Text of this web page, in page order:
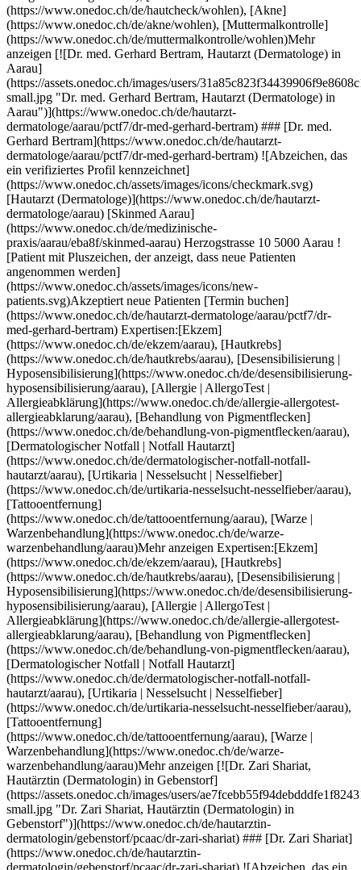
ard Bertram, Hautarzt (Dermatologe) in Aarau](https://assets.onedoc.ch/images/users/31a85c823f34439906f9e8608c119acacaedb18c2667fd6f916aa73cb7b8f90d-small.jpg "Dr. med. Gerhard Bertram, Hautarzt (Dermatologe) in Aarau")](https://www.onedoc.ch/de/hautarzt-dermatologe/aarau/pctf7/dr-med-gerhard-bertram) ### [Dr. med. Gerhard Bertram](https://www.onedoc.ch/de/hautarzt-dermatologe/aarau/pctf7/dr-med-gerhard-bertram) ![Abzeichen, das ein verifiziertes Profil kennzeichnet](https://www.onedoc.ch/assets/images/icons/checkmark.svg) [Hautarzt (Dermatologe)](https://www.onedoc.ch/de/hautarzt-dermatologe/aarau) [Skinmed Aarau](https://www.onedoc.ch/de/medizinische-praxis/aarau/eba8f/skinmed-aarau) Herzogstrasse 10 5000 Aarau ![Patient mit Pluszeichen, der anzeigt, dass neue Patienten angenommen werden](https://www.onedoc.ch/assets/images/icons/new-patients.svg)Akzeptiert neue Patienten [Termin buchen](https://www.onedoc.ch/de/hautarzt-dermatologe/aarau/pctf7/dr-med-gerhard-bertram) Expertisen:[Ekzem](https://www.onedoc.ch/de/ekzem/aarau), [Hautkrebs](https://www.onedoc.ch/de/hautkrebs/aarau), [Desensibilisierung | Hyposensibilisierung](https://www.onedoc.ch/de/desensibilisierung-hyposensibilisierung/aarau), [Allergie | AllergoTest | Allergieabklärung](https://www.onedoc.ch/de/allergie-allergotest-allergieabklarung/aarau), [Behandlung von Pigmentflecken](https://www.onedoc.ch/de/behandlung-von-pigmentflecken/aarau), [Dermatologischer Notfall | Notfall Hautarzt](https://www.onedoc.ch/de/dermatologischer-notfall-notfall-hautarzt/aarau), [Urtikaria | Nesselsucht | Nesselfieber](https://www.onedoc.ch/de/urtikaria-nesselsucht-nesselfieber/aarau), [Tattooentfernung](https://www.onedoc.ch/de/tattooentfernung/aarau), [Warze | Warzenbehandlung](https://www.onedoc.ch/de/warze-warzenbehandlung/aarau)Mehr anzeigen Expertisen:[Ekzem](https://www.onedoc.ch/de/ekzem/aarau), [Hautkrebs](https://www.onedoc.ch/de/hautkrebs/aarau), [Desensibilisierung | Hyposensibilisierung](https://www.onedoc.ch/de/desensibilisierung-hyposensibilisierung/aarau), [Allergie | AllergoTest | Allergieabklärung](https://www.onedoc.ch/de/allergie-allergotest-allergieabklarung/aarau), [Behandlung von Pigmentflecken](https://www.onedoc.ch/de/behandlung-von-pigmentflecken/aarau), [Dermatologischer Notfall | Notfall Hautarzt](https://www.onedoc.ch/de/dermatologischer-notfall-notfall-hautarzt/aarau), [Urtikaria | Nesselsucht | Nesselfieber](https://www.onedoc.ch/de/urtikaria-nesselsucht-nesselfieber/aarau), [Tattooentfernung](https://www.onedoc.ch/de/tattooentfernung/aarau), [Warze | Warzenbehandlung](https://www.onedoc.ch/de/warze-warzenbehandlung/aarau)Mehr anzeigen [![Dr. Zari Shariat, Hautärztin (Dermatologin) in Gebenstorf](https://assets.onedoc.ch/images/users/ae7fcebb55f94debdddfe1f824317834afee6e287322e4492bd743cdef34cc28-small.jpg "Dr. Zari Shariat, Hautärztin (Dermatologin) in Gebenstorf")](https://www.onedoc.ch/de/hautarztin-dermatologin/gebenstorf/pcaac/dr-zari-shariat) ### [Dr. Zari Shariat](https://www.onedoc.ch/de/hautarztin-dermatologin/gebenstorf/pcaac/dr-zari-shariat) ![Abzeichen, das ein verifiziertes Profil kennzeichnet](https://www.onedoc.ch/assets/images/icons/checkmark.svg) [Hautärztin (Dermatologin)](https://www.onedoc.ch/de/hautarzt-dermatologe/gebenstorf) [Hautarztpraxis Shariat](https://www.onedoc.ch/de/medizinische-praxis/gebenstorf/e3ht/hautarztpraxis-shariat) Geeligstrasse 1 5412 Gebenstorf ![Patient mit Pluszeichen, der anzeigt, dass neue Patienten angenommen werden](https://www.onedoc.ch/assets/images/icons/new-patients.svg)Akzeptiert neue Patienten [Termin buchen](https://www.onedoc.ch/de/hautarztin-dermatologin/gebenstorf/pcaac/dr-zari-shariat) Expertisen:[Ekzem](https://www.onedoc.ch/de/ekzem/gebenstorf), [Hautkrebs](https://www.onedoc.ch/de/hautkrebs/gebenstorf), [Insektenstiche](https://www.onedoc.ch/de/insektenstiche/gebenstorf), [Warze | Warzenbehandlung](https://www.onedoc.ch/de/warze-warzenbehandlung/gebenstorf), [Zystenentfernung | Atherom Exzision](https://www.onedoc.ch/de/zystenentfernung-atherom-exzision/gebenstorf), [Melanom](https://www.onedoc.ch/de/melanom/gebenstorf), [Akne](https://www.onedoc.ch/de/akne/gebenstorf), [Hautcheck](https://www.onedoc.ch/de/hautcheck/gebenstorf), [Entfernung von Muttermalen | Naevus Exzision](https://www.onedoc.ch/de/entfernung-von-muttermalen-naevus-exzision/gebenstorf)Mehr anzeigen Expertisen:[Ekzem](https://www.onedoc.ch/de/ekzem/gebenstorf), [Hautkrebs](https://www.onedoc.ch/de/hautkrebs/gebenstorf), [Insektenstiche](https://www.onedoc.ch/de/insektenstiche/gebenstorf), [Warze | Warzenbehandlung](https://www.onedoc.ch/de/warze-warzenbehandlung/gebenstorf), [Zystenentfernung | Atherom Exzision](https://www.onedoc.ch/de/zystenentfernung-atherom-exzision/gebenstorf), [Melanom](https://www.onedoc.ch/de/melanom/gebenstorf), [Akne](https://www.onedoc.ch/de/akne/gebenstorf), [Hautcheck](https://www.onedoc.ch/de/hautcheck/gebenstorf), [Entfernung von Muttermalen | Naevus Exzision](https://www.onedoc.ch/de/entfernung-von-muttermalen-naevus-exzision/gebenstorf)Mehr anzeigen [![Dr. med. Sebastian Cappeller, Hautarzt (Dermatologe) in Baden](https://assets.onedoc.ch/images/users/1869a18697415051601e4b20ebfdf427a0f831212b27ab60c2090a09762930e4-small.png "Dr. med. Sebastian Cappeller, Hautarzt (Dermatologe) in Baden")](https://www.onedoc.ch/de/hautarzt-dermatologe/baden/pzn0/dr-med-sebastian-cappeller) ### [Dr. med. Sebastian Cappeller](https://www.onedoc.ch/de/hautarzt-dermatologe/baden/pzn0/dr-med-sebastian-cappeller) ![Abzeichen, das ein verifiziertes Profil kennzeichnet](https://www.onedoc.ch/assets/images/icons/checkmark.svg) [Hautarzt (Dermatologe)](https://www.onedoc.ch/de/hautarzt-dermatologe/baden) [Praxis Dermed Baden - Dr. med. Sebastian Cappeller](https://www.onedoc.ch/de/medizinische-praxis/baden/eq0n/praxis-dermed-baden-dr-med-sebastian-cappeller) Bernerstrasse 27 5400 Baden ![Patient mit Pluszeichen, der anzeigt, dass neue Patienten angenommen werden](https://www.onedoc.ch/assets/images/icons/new-patients.svg)Akzeptiert neue Patienten [Termin buchen](https://www.onedoc.ch/de/hautarzt-dermatologe/baden/pzn0/dr-med-sebastian-cappeller) Expertisen:[Ekzem](https://www.onedoc.ch/de/ekzem/baden), [Akne](https://www.onedoc.ch/de/akne/baden), [Hautcheck](https://www.onedoc.ch/de/hautcheck/baden), [Allergie | AllergoTest | Allergieabklärung](https://www.onedoc.ch/de/allergie-allergotest-allergieabklarung/baden), [Psoriasis | Schuppenflechte](https://www.onedoc.ch/de/psoriasis-schuppenflechte/baden), [Warze | Warzenbehandlung](https://www.onedoc.ch/de/warze-warzenbehandlung/baden), [Fusspilz | Nagelpilz](https://www.onedoc.ch/de/fusspilz-nagelpilz/baden), [Hautpilz | Hautmykose](https://www.onedoc.ch/de/hautpilz-hautmykose/baden), [Muttermalkontrolle](https://www.onedoc.ch/de/muttermalkontrolle/baden)Mehr anzeigen Expertisen:[Ekzem](https://www.onedoc.ch/de/ekzem/baden), [Akne](https://www.onedoc.ch/de/akne/baden), [Hautcheck](https://www.onedoc.ch/de/hautcheck/baden), [Allergie | AllergoTest | Allergieabklärung](https://www.onedoc.ch/de/allergie-allergotest-allergieabklarung/baden), [Psoriasis | Schuppenflechte](https://www.onedoc.ch/de/psoriasis-schuppenflechte/baden), [Warze | Warzenbehandlung](https://www.onedoc.ch/de/warze-warzenbehandlung/baden), [Fusspilz | Nagelpilz](https://www.onedoc.ch/de/fusspilz-nagelpilz/baden), [Hautpilz | Hautmykose](https://www.onedoc.ch/de/hautpilz-hautmykose/baden), [Muttermalkontrolle](https://www.onedoc.ch/de/muttermalkontrolle/baden)Mehr anzeigen [![Herr Konstantinos Tsagoudis, Hautarzt (Dermatologe) in Olten](https://assets.onedoc.ch/images/users/1e24c06b18add8d473ecd09f66450ea15c6a741bcb563161b786b4b78ca3ed7d-small.png "Herr Konstantinos Tsagoudis, Hautarzt (Dermatologe) in Olten")](https://www.onedoc.ch/de/hautarzt-dermatologe/olten/pc0m0/konstantinos-tsagoudis) ### [Herr Konstantinos Tsagoudis](https://www.onedoc.ch/de/hautarzt-dermatologe/olten/pc0m0/konstantinos-tsagoudis) [Hautarzt (Dermatologe)](https://www.onedoc.ch/de/hautarzt-dermatologe/olten) [Pallas Olten](https://www.onedoc.ch/de/klinik/olten/e7m2/pallas-olten) Louis Giroud-Strasse 20 4600 Olten ![Patient mit Pluszeichen, der anzeigt, dass neue Patienten angenommen werden](https://www.onedoc.ch/assets/images/icons/new-patients.svg)Akzeptiert neue Patienten [Termin buchen](https://www.onedoc.ch/de/hautarzt-dermatologe/olten/pc0m0/konstantinos-tsagoudis) Expertisen:[Ekzem](https://www.onedoc.ch/de/ekzem/olten), [Akne](https://www.onedoc.ch/de/akne/olten), [Allergische Rhinitis | Heuschnupfen](https://www.onedoc.ch/de/allergische-rhinitis-heuschnupfen/olten), [Couperose | Rosacea](https://www.onedoc.ch/de/couperose-rosacea/olten), [Psoriasis | Schuppenflechte](https://www.onedoc.ch/de/psoriasis-schuppenflechte/olten), [Urtikaria | Nesselsucht | Nesselfieber](https://www.onedoc.ch/de/urtikaria-nesselsucht-nesselfieber/olten), [Hyperhidrose | Übermässiges Schwitzen](https://www.onedoc.ch/de/hyperhidrose-ubermassiges-schwitzen/olten), [Anti-Falten-Behandlung](https://www.onedoc.ch/de/anti-falten-behandlung/olten), [Ästhetischer Laser](https://www.onedoc.ch/de/asthetischer-laser/olten), [Infusionstherapie | Drip spa](https://www.onedoc.ch/de/infusionstherapie-drip-spa/olten), [Injektion von Hyaluronsäure](https://www.onedoc.ch/de/injektion-von-hyaluronsaure/olten), [Injektion von Botulinumtoxin](https://www.onedoc.ch/de/injektion-von-botulinumtoxin/olten), [Injektion von plättchenreichem Plasma | PRP | Vampire Lift](https://www.onedoc.ch/de/injektion-von-plattchenreichem-plasma-prp-vampire-lift/olten), [Mesotherapie](https://www.onedoc.ch/de/mesotherapie/olten)Mehr anzeigen Expertisen:[Ekzem](https://www.onedoc.ch/de/ekzem/olten), [Akne](https://www.onedoc.ch/de/akne/olten), [Allergische Rhinitis | Heuschnupfen](https://www.onedoc.ch/de/allergische-rhinitis-heuschnupfen/olten), [Couperose | Rosacea](https://www.onedoc.ch/de/couperose-rosacea/olten), [Psor